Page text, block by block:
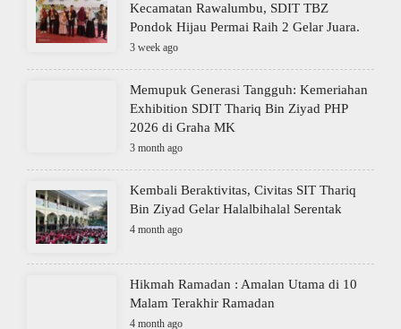
Kecamatan Rawalumbu, SDIT TBZ
Pondok Hijau Permai Raih 2 Gelar Juara.
3 week ago
Memupuk Generasi Tangguh: Kemeriahan
Exhibition SDIT Thariq Bin Ziyad PHP
2026 di Graha MK
3 month ago
Kembali Beraktivitas, Civitas SIT Thariq
Bin Ziyad Gelar Halalbihalal Serentak
4 month ago
Hikmah Ramadan : Amalan Utama di 10
Malam Terakhir Ramadan
4 month ago